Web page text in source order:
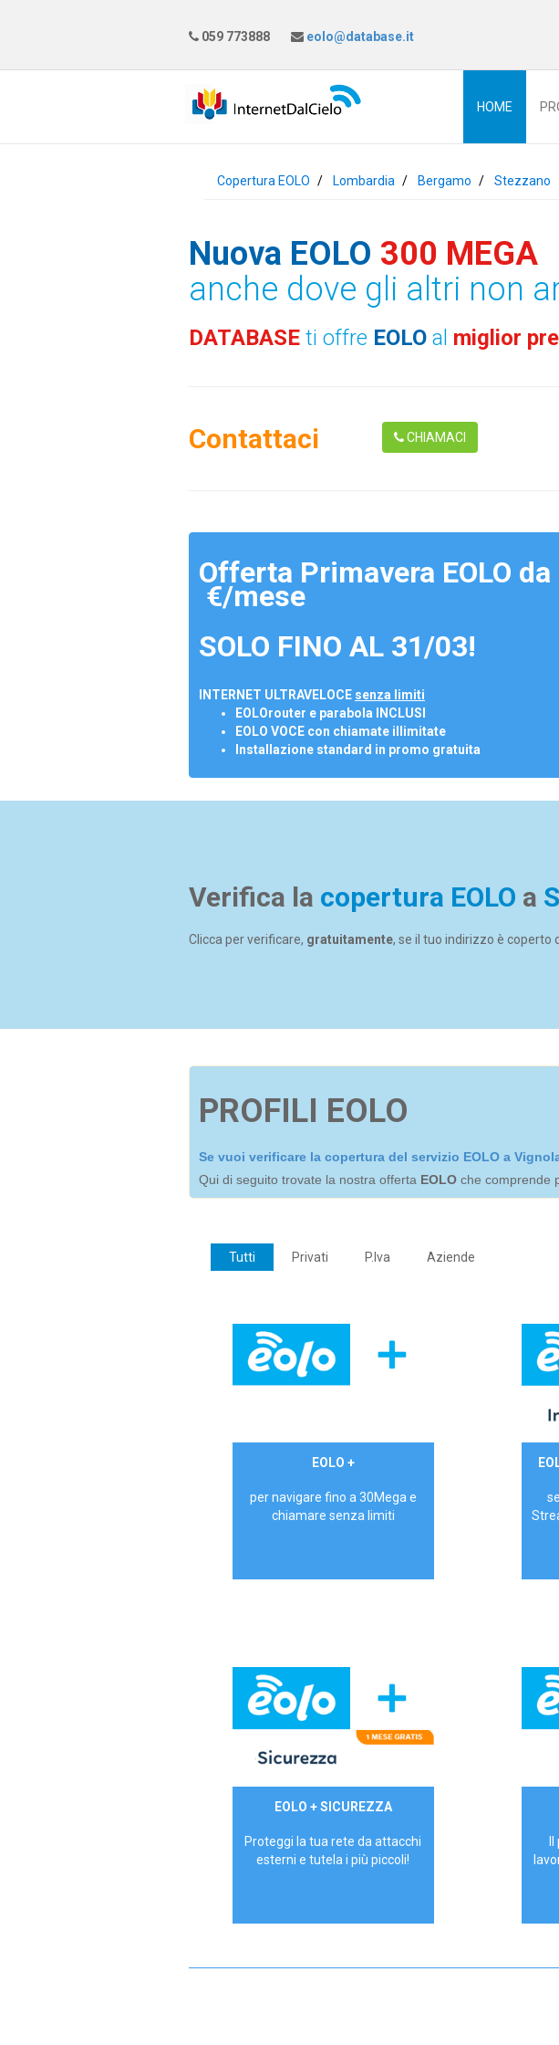
059 773888 eolo@database.it
HOME
Copertura EOLO Lombardia Bergamo Stezzano
Nuova EOLO 300 MEGA
anche dove gli altri non
DATABASE ti offre EOLO al miglior
Contattaci CHIAMACI
Offerta Primavera EOLO da
€/mese
SOLO FINO AL 31/03!
INTERNET ULTRAVELOCE senza limiti
EOLOrouter e parabola INCLUSI
EOLO VOCE con chiamate illimitate
Installazione standard in promo gratuita
Verifica la copertura EOLO a
Clicca per verificare, gratuitamente, se il tuo indirizzo è coperto
PROFILI EOLO
Se vuoi verificare la copertura del servizio EOLO a
Qui di seguito trovate la nostra offerta EOLO che comprende
Tutti Privati P.Iva Aziende
€ 24,90/meseEOLO +
per navigare fino a 30Mega e
chiamare senza limiti
29,90€/mese
EOLO + SICUREZZA
Proteggi la tua rete da attacchi
esterni e tutela i più piccoli!